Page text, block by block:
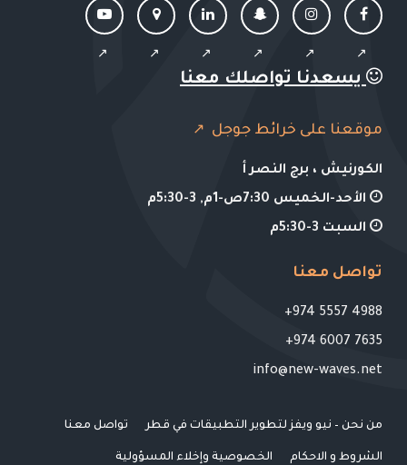
يسعدنا تواصلك معنا
موقعنا على خرائط جوجل
الكورنيش ، برج النصر أ
الأحد-الخميس 7:30ص-1م, 3-5:30م
السبت 3-5:30م
تواصل معنا
4988 5557 974+
7635 6007 974+
info@new-waves.net
من نحن – نيو ويفز لتطوير التطبيقات في قطر تواصل معنا
الشروط و الاحكام الخصوصية وإخلاء المسؤولية